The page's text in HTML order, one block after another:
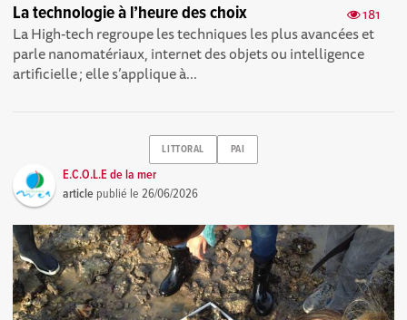
181
La technologie à l’heure des choix
La High-tech regroupe les techniques les plus avancées et
parle nanomatériaux, internet des objets ou intelligence
artificielle ; elle s’applique à...
LITTORAL PAI
E.C.O.L.E de la mer
article publié le26/06/2026